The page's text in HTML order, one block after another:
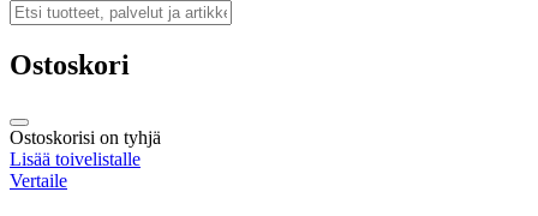
Ostoskori
Ostoskorisi on tyhjä
Lisää toivelistalle
Vertaile